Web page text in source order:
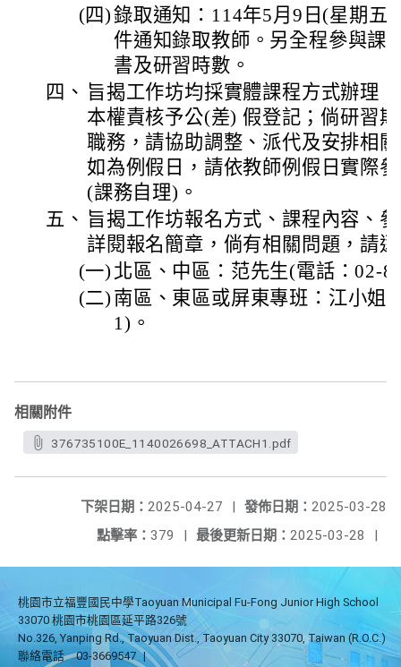
(四)錄取通知：114年5月9日(星期五
件通知錄取教師。另全程參與課
書及研習時數。
四、 旨揭工作坊均採實體課程方式辦理
本權責核予公(差) 假登記；倘研習
職務，請協助調整、派代及安排相
如為例假日，請依教師例假日實際
(課務自理)。
五、 旨揭工作坊報名方式、課程內容、
詳閱報名簡章，倘有相關問題，請
(一) 北區、中區：范先生(電話：02-
(二) 南區、東區或屏東專班：江小姐(
1)。
相關附件
376735100E_1140026698_ATTACH1.pdf
發佈日期： 2025-03-28
下架日期： 2025-04-27
|
最後更新日期： 2025-03-28 |
點擊率： 379 |
桃園市立福豐國民中學Taoyuan Municipal Fu-Fong Junior High School
33070 桃園市桃園區延平路326號
No.326, Yanping Rd., Taoyuan Dist., Taoyuan City 33070, Taiwan (R.O.C.)
聯絡電話
03-3669547 |